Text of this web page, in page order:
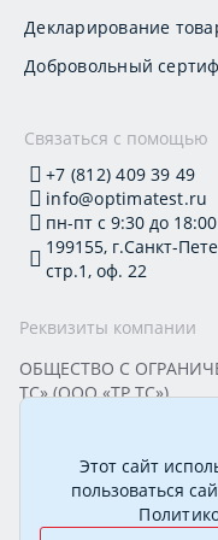
Декларирование
Добровольный
Связаться с помощью
+7 (812) 409 39 49
info@optimatest.ru
пн-пт с 9:30 до 18:00
199155, г.Санкт-
стр.1, оф. 22
Реквизиты компании
ОБЩЕСТВО С
ТС» (ООО «ТР ТС»)
Юридический адрес:
Каховского, д. 12, стр.
ИНН 7813295032 КПП
ОКПО 20395319
Этот сайт
пользоваться